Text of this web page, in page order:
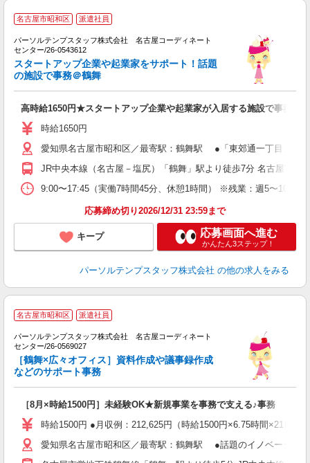
名古屋市昭和区 派遣社員
パーソルテンプスタッフ株式会社 名古屋コーディネート
センター/26-0543612
スタートアップ企業や起業家をサポート！話題
の施設で事務＠鶴舞
高時給1650円★スタートアップ企業や起業家が入居する施設で事務サ
時給1650円
愛知県名古屋市昭和区／最寄駅：鶴舞駅 ●「東郊通一丁目」バ
JR中央本線（名古屋－塩尻）「鶴舞」駅より徒歩7分 名古屋市営
9:00〜17:45（実働7時間45分、休憩1時間） ※残業：週5〜10時
応募締め切り2026/12/31 23:59まで
キープ 応募画面へ進む
かんたん3ステップ！
パーソルテンプスタッフ株式会社 の他の求人をみる
名古屋市昭和区 派遣社員
パーソルテンプスタッフ株式会社 名古屋コーディネート
センター/26-0569027
［鶴舞×広々オフィス］資料作成や議事録作成
などのサポート事務
［8月×時給1500円］未経験OK★新規事業を事務で支える♪事務
時給1500円 ●月収例：212,625円（時給1500円×6.75時間×21日）
愛知県名古屋市昭和区／最寄駅：鶴舞駅 ●話題のイノベーショ